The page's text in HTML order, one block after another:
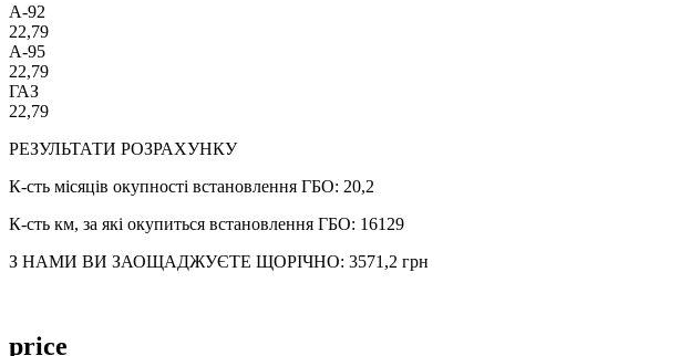
A-92
22,79
A-95
22,79
ГАЗ
22,79
РЕЗУЛЬТАТИ РОЗРАХУНКУ
К-сть місяців окупності встановлення ГБО: 20,2
К-сть км, за які окупиться встановлення ГБО: 16129
З НАМИ ВИ ЗАОЩАДЖУЄТЕ ЩОРІЧНО: 3571,2 грн
price